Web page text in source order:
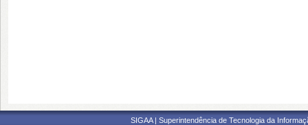
SIGAA | Superintendência de Tecnologia da